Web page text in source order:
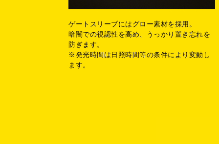
ゲートスリーブにはグロー素材を採用。
暗闇での視認性を高め、うっかり置き忘れを
防ぎます。
※発光時間は日照時間等の条件により変動し
ます。